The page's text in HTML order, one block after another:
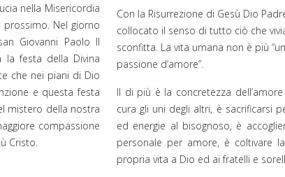
nella Misericordia
Nel giorno
Giovanni Paolo II
la festa della Divina
che nei piani di Dio
e questa festa
mistero della nostra
compassione
Cristo.
Con la Risurrezione di Gesù Dio
collocato il senso di tutto ciò che
sconfitta. La vita umana non è più
passione d’amore”.
Il di più è la concretezza
cura gli uni degli altri, è sacrificarsi
ed energie al bisognoso, è
personale per amore, è coltivare
propria vita a Dio ed ai fratelli e